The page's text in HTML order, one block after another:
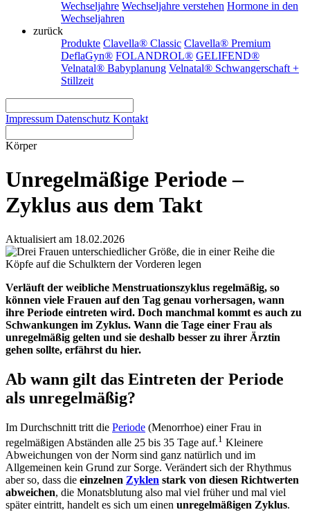
Wechseljahre Wechseljahre verstehen Hormone in den
Wechseljahren
zurück
Produkte Clavella® Classic Clavella® Premium
DeflaGyn® FOLANDROL® GELIFEND®
Velnatal® Babyplanung Velnatal® Schwangerschaft +
Stillzeit
Impressum Datenschutz Kontakt
Körper
Unregelmäßige Periode –
Zyklus aus dem Takt
Aktualisiert am 18.02.2026
Verläuft der weibliche Menstruationszyklus regelmäßig, so
können viele Frauen auf den Tag genau vorhersagen, wann
ihre Periode eintreten wird. Doch manchmal kommt es auch zu
Schwankungen im Zyklus. Wann die Tage einer Frau als
unregelmäßig gelten und sie deshalb besser zu ihrer Ärztin
gehen sollte, erfährst du hier.
Ab wann gilt das Eintreten der Periode
als unregelmäßig?
Im Durchschnitt tritt die Periode (Menorrhoe) einer Frau in
regelmäßigen Abständen alle 25 bis 35 Tage auf.1 Kleinere
Abweichungen von der Norm sind ganz natürlich und im
Allgemeinen kein Grund zur Sorge. Verändert sich der Rhythmus
aber so, dass die einzelnen Zyklen stark von diesen Richtwerten
abweichen, die Monatsblutung also mal viel früher und mal viel
später eintritt, handelt es sich um einen unregelmäßigen Zyklus.